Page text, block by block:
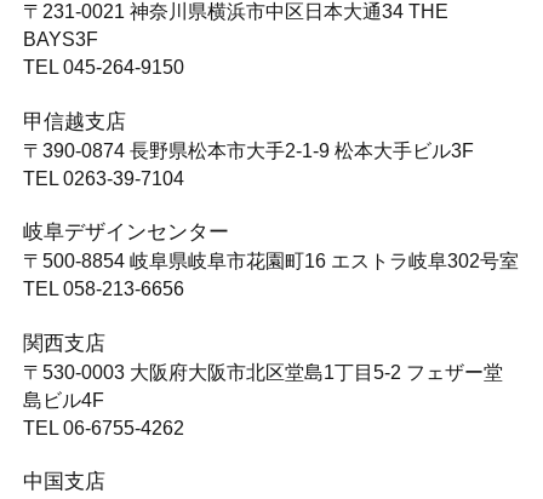
〒231-0021 神奈川県横浜市中区日本大通34 THE
BAYS3F
TEL 045-264-9150
甲信越支店
〒390-0874長野県松本市大手2-1-9 松本大手ビル3F
TEL 0263-39-7104
岐阜デザインセンター
〒500-8854岐阜県岐阜市花園町16 エストラ岐阜302号室
TEL 058-213-6656
関西支店
〒530-0003大阪府大阪市北区堂島1丁目5-2 フェザー堂
島ビル4F
TEL 06-6755-4262
中国支店